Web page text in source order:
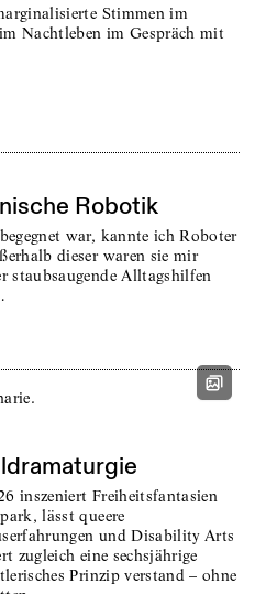
Stimmen im
Nachtleben im Gespräch mit
Robotik
war, kannte ich Roboter
dieser waren sie mir
staubsaugende Alltagshilfen
inszeniert Freiheitsfantasien
lässt queere
und Disability Arts
zugleich eine sechsjährige
Prinzip verstand – ohne